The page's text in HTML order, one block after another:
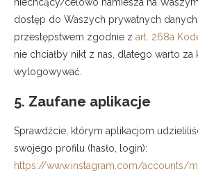
dostęp do Waszych prywatnych
przestępstwem zgodnie z art. 268a
nie chciałby nikt z nas, dlatego warto
wylogowywać.
5. Zaufane aplikacje
Sprawdźcie, którym aplikacjom
swojego profilu (hasło, login):
https://www.instagram.com/accounts/